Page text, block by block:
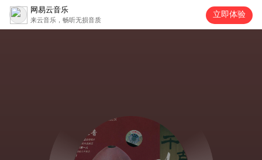
网易云音乐
来云音乐，畅听无损音质
立即体验